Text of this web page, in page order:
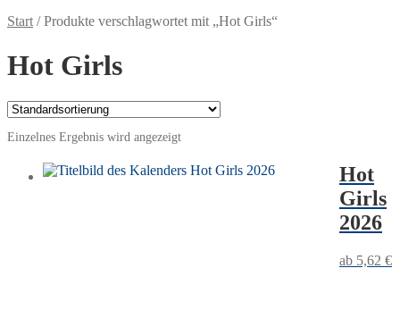
Start /Produkte verschlagwortet mit „Hot Girls“
Hot Girls
Einzelnes Ergebnis wird angezeigt
Hot
Girls
2026
5,62 €